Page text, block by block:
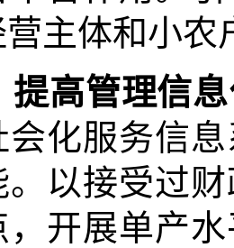
主体和小
提高管理信
会化服务信
。以接受过
，开展单产